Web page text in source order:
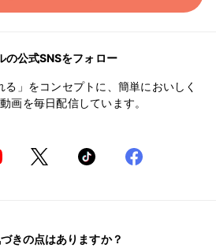
の公式SNSをフォロー
る」をコンセプトに、簡単においしく
画を毎日配信しています。
きの点はありますか？